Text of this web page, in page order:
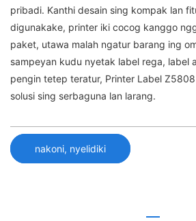
pribadi. Kanthi desain sing kompak lan
digunakake, printer iki cocog kanggo
paket, utawa malah ngatur barang ing
sampeyan kudu nyetak label rega, label
pengin tetep teratur, Printer Label
solusi sing serbaguna lan larang.
nakoni, nyelidiki